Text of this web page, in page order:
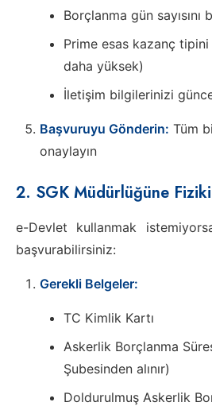
Borçlanma gün sayısını
Prime esas kazanç
daha yüksek)
İletişim bilgilerinizi
Başvuruyu Gönderin: Tüm
onaylayın
2. SGK Müdürlüğüne
e-Devlet kullanmak
başvurabilirsiniz:
Gerekli Belgeler:
TC Kimlik Kartı
Askerlik Borçlanma
Şubesinden alınır)
Doldurulmuş Askerlik